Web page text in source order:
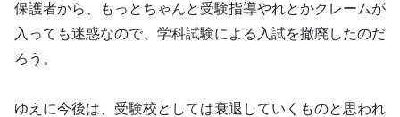
保護者から、もっとちゃんと受験指導やれとかクレームが
入っても迷惑なので、学科試験による入試を撤廃したのだ
ろう。
ゆえに今後は、受験校としては衰退していくものと思われ